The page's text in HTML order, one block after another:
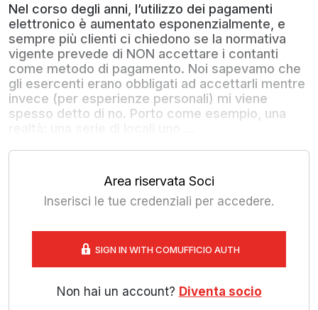
Nel corso degli anni, l’utilizzo dei pagamenti
elettronico è aumentato esponenzialmente, e
sempre più clienti ci chiedono se la normativa
vigente prevede di NON accettare i contanti
come metodo di pagamento. Noi sapevamo che
gli esercenti erano obbligati ad accettarli mentre
invece (per esperienze personali) mi viene
spesso detto di no. Porto come esempio, una
Area riservata Soci
Inserisci le tue credenziali per accedere.
SIGN IN WITH COMUFFICIO AUTH
Non hai un account? Diventa socio